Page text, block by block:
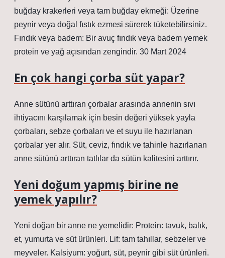
buğday krakerleri veya tam buğday ekmeği: Üzerine
peynir veya doğal fıstık ezmesi sürerek tüketebilirsiniz.
Fındık veya badem: Bir avuç fındık veya badem yemek
protein ve yağ açısından zengindir. 30 Mart 2024
En çok hangi çorba süt yapar?
Anne sütünü arttıran çorbalar arasında annenin sıvı
ihtiyacını karşılamak için besin değeri yüksek yayla
çorbaları, sebze çorbaları ve et suyu ile hazırlanan
çorbalar yer alır. Süt, ceviz, fındık ve tahinle hazırlanan
anne sütünü arttıran tatlılar da sütün kalitesini arttırır.
Yeni doğum yapmış birine ne
yemek yapılır?
Yeni doğan bir anne ne yemelidir: Protein: tavuk, balık,
et, yumurta ve süt ürünleri. Lif: tam tahıllar, sebzeler ve
meyveler. Kalsiyum: yoğurt, süt, peynir gibi süt ürünleri.